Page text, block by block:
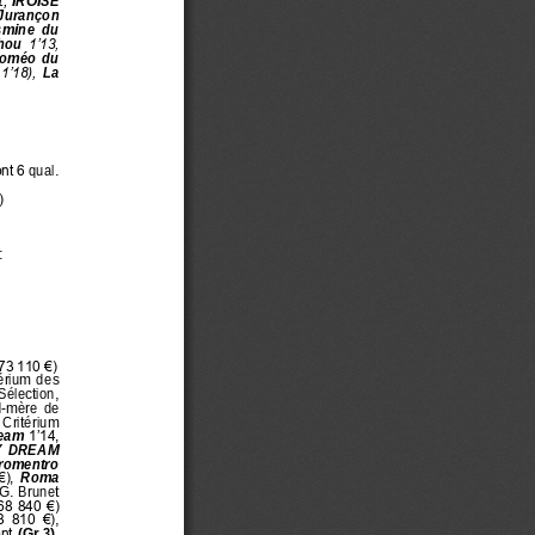
du
1’13,
du
La
6 qual .
:
110 €)
des
-mère  de
Critérium
1’14,
DREAM
Roma
Brunet
840 €)
810  €),